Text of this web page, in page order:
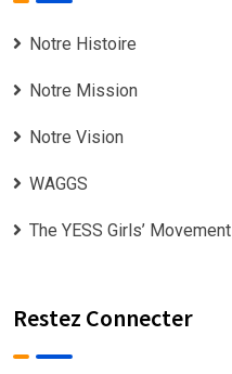
Notre Histoire
Notre Mission
Notre Vision
WAGGS
The YESS Girls’ Movement
Restez Connecter